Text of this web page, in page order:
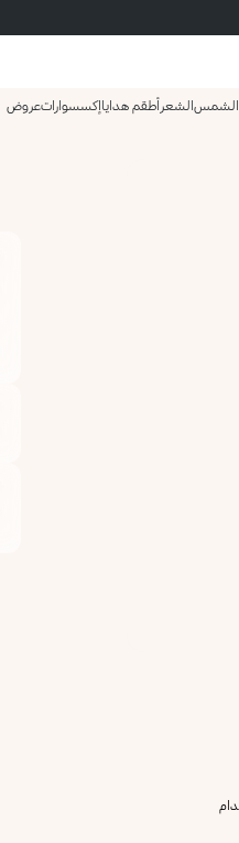
الشمسالشعر أطقم هداياإكسسواراتعروض